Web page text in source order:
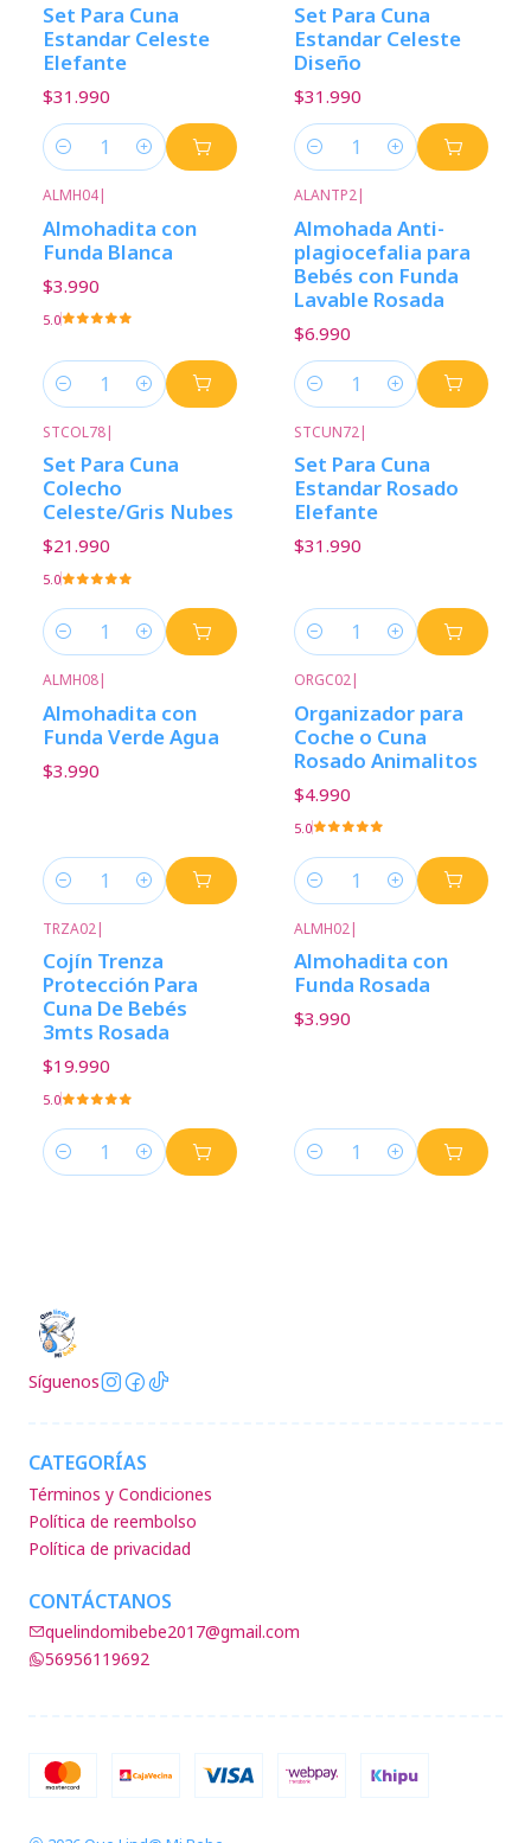
Set Para Cuna
Estandar Celeste
Elefante
$31.990
Cantidad
Set Para Cuna
Estandar Celeste
Diseño
$31.990
Cantidad
ALMH04|
Almohadita con
Funda Blanca
$3.990
5.0
Cantidad
ALANTP2|
Almohada Anti-
plagiocefalia para
Bebés con Funda
Lavable Rosada
$6.990
Cantidad
STCOL78|
Set Para Cuna
Colecho
Celeste/Gris Nubes
$21.990
5.0
Cantidad
STCUN72|
Set Para Cuna
Estandar Rosado
Elefante
$31.990
Cantidad
ALMH08|
Almohadita con
Funda Verde Agua
$3.990
Cantidad
ORGC02|
Organizador para
Coche o Cuna
Rosado Animalitos
$4.990
5.0
Cantidad
TRZA02|
Cojín Trenza
Protección Para
Cuna De Bebés
3mts Rosada
$19.990
5.0
Cantidad
ALMH02|
Almohadita con
Funda Rosada
$3.990
Cantidad
Síguenos
CATEGORÍAS
Términos y Condiciones
Política de reembolso
Política de privacidad
CONTÁCTANOS
quelindomibebe2017@gmail.com
56956119692